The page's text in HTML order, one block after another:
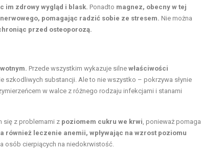
im zdrowy wygląd i blask. Ponadto magnez, obecny w tej
pomagając radzić sobie ze stresem. Nie można
przed osteoporozą.
Przede wszystkim wykazuje silne właściwości
szkodliwych substancji. Ale to nie wszystko – pokrzywa słynie
w walce z różnego rodzaju infekcjami i stanami
się z problemami z poziomem cukru we krwi, ponieważ pomaga
również leczenie anemii, wpływając na wzrost poziomu
osób cierpiących na niedokrwistość.